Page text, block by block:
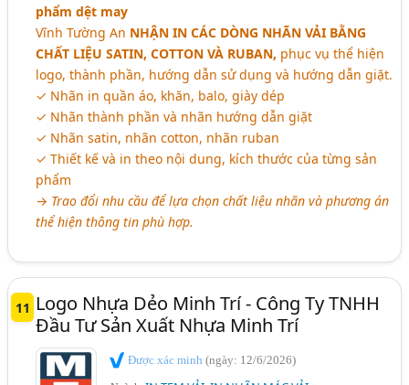
phẩm dệt may
Vĩnh Tường An NHẬN IN CÁC DÒNG NHÃN VẢI BẰNG
CHẤT LIỆU SATIN, COTTON VÀ RUBAN, phục vụ thể hiện
logo, thành phần, hướng dẫn sử dụng và hướng dẫn giặt.
✓ Nhãn in quần áo, khăn, balo, giày dép
✓ Nhãn thành phần và nhãn hướng dẫn giặt
✓ Nhãn satin, nhãn cotton, nhãn ruban
✓ Thiết kế và in theo nội dung, kích thước của từng sản
phẩm
→ Trao đổi nhu cầu để lựa chọn chất liệu nhãn và phương án
thể hiện thông tin phù hợp.
11 Logo Nhựa Dẻo Minh Trí - Công Ty TNHH
Đầu Tư Sản Xuất Nhựa Minh Trí
Được xác minh(ngày: 12/6/2026)